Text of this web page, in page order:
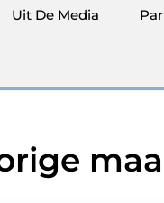
Uit De Media